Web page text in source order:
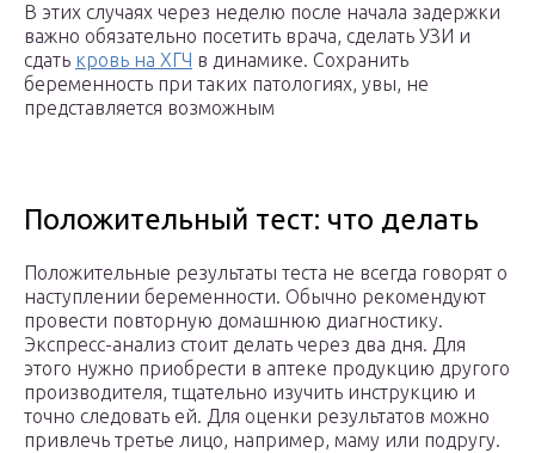
В этих случаях через неделю после начала задержки
важно обязательно посетить врача, сделать УЗИ и
сдать кровь на ХГЧ в динамике. Сохранить
беременность при таких патологиях, увы, не
представляется возможным
Положительный тест: что делать
Положительные результаты теста не всегда говорят о
наступлении беременности. Обычно рекомендуют
провести повторную домашнюю диагностику.
Экспресс-анализ стоит делать через два дня. Для
этого нужно приобрести в аптеке продукцию другого
производителя, тщательно изучить инструкцию и
точно следовать ей. Для оценки результатов можно
привлечь третье лицо, например, маму или подругу.